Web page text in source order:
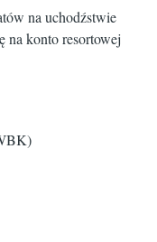
na uchodźstwie
na konto resortowej